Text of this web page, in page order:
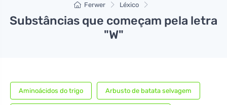
Ferwer Léxico
Substâncias que começam pela letra
"W"
Aminoácidos do trigo Arbusto de batata selvagem